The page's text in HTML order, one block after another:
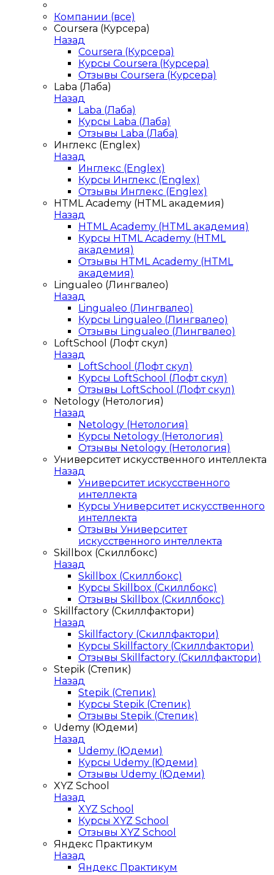
Компании (все)
Coursera (Курсера)
Назад
Coursera (Курсера)
Курсы Coursera (Курсера)
Отзывы Coursera (Курсера)
Laba (Лаба)
Назад
Laba (Лаба)
Курсы Laba (Лаба)
Отзывы Laba (Лаба)
Инглекс (Englex)
Назад
Инглекс (Englex)
Курсы Инглекс (Englex)
Отзывы Инглекс (Englex)
HTML Academy (HTML академия)
Назад
HTML Academy (HTML академия)
Курсы HTML Academy (HTML
академия)
Отзывы HTML Academy (HTML
академия)
Lingualeo (Лингвалео)
Назад
Lingualeo (Лингвалео)
Курсы Lingualeo (Лингвалео)
Отзывы Lingualeo (Лингвалео)
LoftSchool (Лофт скул)
Назад
LoftSchool (Лофт скул)
Курсы LoftSchool (Лофт скул)
Отзывы LoftSchool (Лофт скул)
Netology (Нетология)
Назад
Netology (Нетология)
Курсы Netology (Нетология)
Отзывы Netology (Нетология)
Университет искусственного интеллекта
Назад
Университет искусственного
интеллекта
Курсы Университет искусственного
интеллекта
Отзывы Университет
искусственного интеллекта
Skillbox (Скиллбокс)
Назад
Skillbox (Скиллбокс)
Курсы Skillbox (Скиллбокс)
Отзывы Skillbox (Скиллбокс)
Skillfactory (Скиллфактори)
Назад
Skillfactory (Скиллфактори)
Курсы Skillfactory (Скиллфактори)
Отзывы Skillfactory (Скиллфактори)
Stepik (Степик)
Назад
Stepik (Степик)
Курсы Stepik (Степик)
Отзывы Stepik (Степик)
Udemy (Юдеми)
Назад
Udemy (Юдеми)
Курсы Udemy (Юдеми)
Отзывы Udemy (Юдеми)
XYZ School
Назад
XYZ School
Курсы XYZ School
Отзывы XYZ School
Яндекс Практикум
Назад
Яндекс Практикум